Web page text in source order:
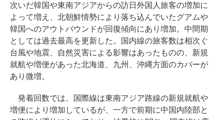
次いだ韓国や東南アジアからの訪日外国人旅客の増加に
よって増え、北朝鮮情勢により落ち込んでいたグアムや
韓国へのアウトバウンドが回復傾向にあり増加。中間期
としては過去最高を更新した。国内線の旅客数は相次ぐ
台風や地震、自然災害による影響はあったものの、新規
就航や増便があった北海道、九州、沖縄方面のカバーが
あり微増。
発着回数では、国際線は東南アジア路線の新規就航や
増便により増加しているが、一方で前期に中国内陸部と